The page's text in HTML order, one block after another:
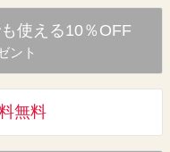
使える10％OFF
ント
無料